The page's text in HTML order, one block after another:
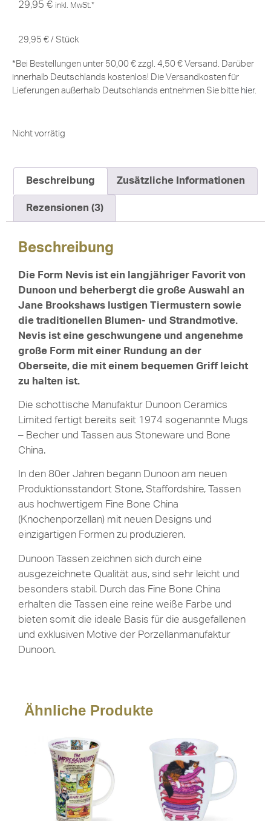
29,95 € inkl. MwSt.*
29,95 € / Stück
*Bei Bestellungen unter 50,00 € zzgl. 4,50 € Versand. Darüber
innerhalb Deutschlands kostenlos! Die Versandkosten für
Lieferungen außerhalb Deutschlands entnehmen Sie bitte hier.
Nicht vorrätig
Beschreibung Zusätzliche Informationen
Rezensionen (3)
Beschreibung
Die Form Nevis ist ein langjähriger Favorit von
Dunoon und beherbergt die große Auswahl an
Jane Brookshaws lustigen Tiermustern sowie
die traditionellen Blumen- und Strandmotive.
Nevis ist eine geschwungene und angenehme
große Form mit einer Rundung an der
Oberseite, die mit einem bequemen Griff leicht
zu halten ist.
Die schottische Manufaktur Dunoon Ceramics
Limited fertigt bereits seit 1974 sogenannte Mugs
– Becher und Tassen aus Stoneware und Bone
China.
In den 80er Jahren begann Dunoon am neuen
Produktionsstandort Stone, Staffordshire, Tassen
aus hochwertigem Fine Bone China
(Knochenporzellan) mit neuen Designs und
einzigartigen Formen zu produzieren.
Dunoon Tassen zeichnen sich durch eine
ausgezeichnete Qualität aus, sind sehr leicht und
besonders stabil. Durch das Fine Bone China
erhalten die Tassen eine reine weiße Farbe und
bieten somit die ideale Basis für die ausgefallenen
und exklusiven Motive der Porzellanmanufaktur
Dunoon.
Ähnliche Produkte